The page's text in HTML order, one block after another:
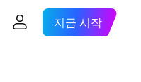
지금 시작